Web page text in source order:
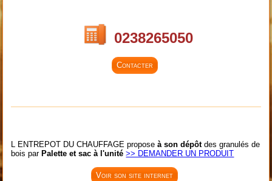
0238265050
Contacter
L ENTREPOT DU CHAUFFAGE proposeà son dépôtdes granulés de
bois parPalette et sac à l'unité >> DEMANDER UN PRODUIT
Voir son site internet